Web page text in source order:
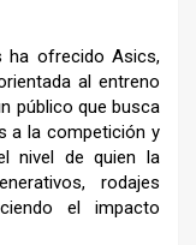
ha ofrecido Asics,
al entreno
público que busca
a la competición y
nivel de quien la
rodajes
el impacto